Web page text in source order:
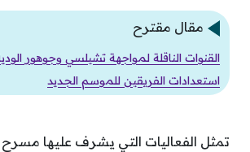
مقال مقترح
القنوات الناقلة لمواجهة تشيلسي وجوهور
استعدادات الفريقين للموسم الجديد
تمثل الفعاليات التي يشرف عليها